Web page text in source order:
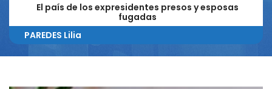
Contacto
El país de los expresidentes presos y esposas
fugadas
PAREDES Lilia